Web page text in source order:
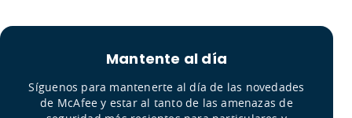
Mantente al día
Síguenos para mantenerte al día de las novedades
de McAfee y estar al tanto de las amenazas de